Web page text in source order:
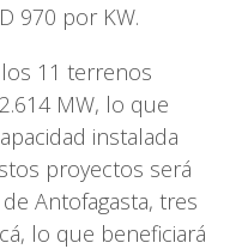
970 por KW.
11 terrenos
MW, lo que
instalada
proyectos será
Antofagasta, tres
lo que beneficiará